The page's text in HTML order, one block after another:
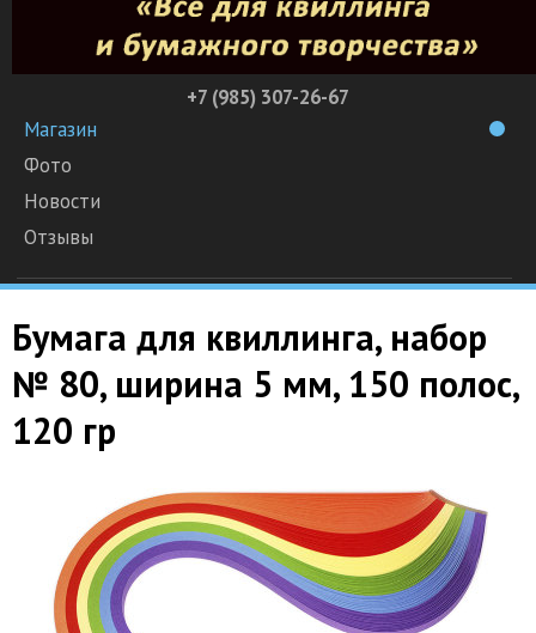
+7 (985) 307-26-67
Магазин
Фото
Новости
Отзывы
Бумага для квиллинга, набор
№ 80, ширина 5 мм, 150 полос,
120 гр